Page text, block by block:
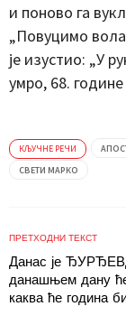
и поново га
„Повуцимо
је изустио: „У
умро, 68.
КЉУЧНЕ РЕЧИ
СВЕТИ МАРКО
ПРЕТХОДНИ ТЕКСТ
Данас је
данашњем дану
каква ће година